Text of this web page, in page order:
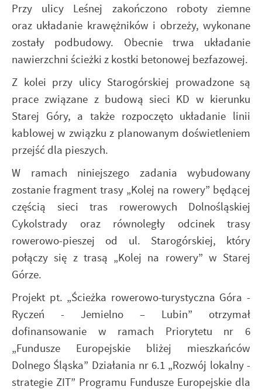
Przy ulicy Leśnej zakończono roboty ziemne
oraz układanie krawężników i obrzeży, wykonane
zostały podbudowy. Obecnie trwa układanie
nawierzchni ścieżki z kostki betonowej bezfazowej.
Z kolei przy ulicy Starogórskiej prowadzone są
prace związane z budową sieci KD w kierunku
Starej Góry, a także rozpoczęto układanie linii
kablowej w związku z planowanym doświetleniem
przejść dla pieszych.
W ramach niniejszego zadania wybudowany
zostanie fragment trasy „Kolej na rowery” będącej
częścią sieci tras rowerowych Dolnośląskiej
Cykolstrady oraz równoległy odcinek trasy
rowerowo-pieszej od ul. Starogórskiej, który
połączy się z trasą „Kolej na rowery” w Starej
Górze.
Projekt pt. „Ścieżka rowerowo-turystyczna Góra -
Ryczeń - Jemielno – Lubin” otrzymał
dofinansowanie w ramach Priorytetu nr 6
„Fundusze Europejskie bliżej mieszkańców
Dolnego Śląska” Działania nr 6.1 „Rozwój lokalny -
strategie ZIT” Programu Fundusze Europejskie dla